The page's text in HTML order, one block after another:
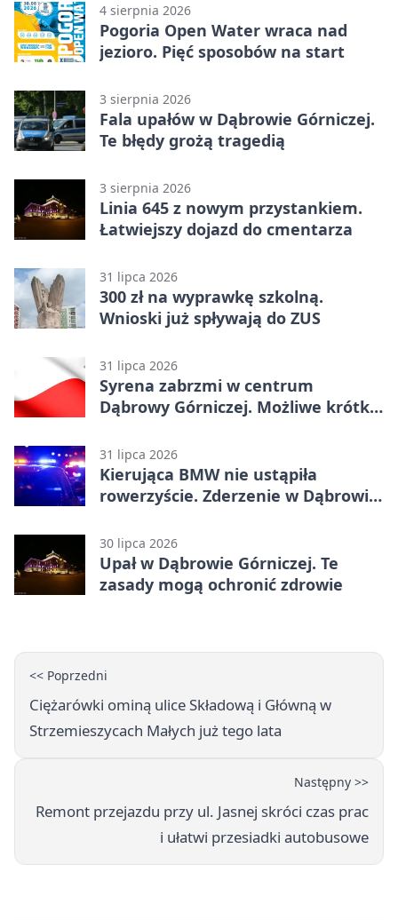
4 sierpnia 2026
Pogoria Open Water wraca nad
jezioro. Pięć sposobów na start
3 sierpnia 2026
Fala upałów w Dąbrowie Górniczej.
Te błędy grożą tragedią
3 sierpnia 2026
Linia 645 z nowym przystankiem.
Łatwiejszy dojazd do cmentarza
31 lipca 2026
300 zł na wyprawkę szkolną.
Wnioski już spływają do ZUS
31 lipca 2026
Syrena zabrzmi w centrum
Dąbrowy Górniczej. Możliwe krótkie
31 lipca 2026
Kierująca BMW nie ustąpiła
rowerzyście. Zderzenie w Dąbrowie
30 lipca 2026
Upał w Dąbrowie Górniczej. Te
zasady mogą ochronić zdrowie
<< Poprzedni
Ciężarówki ominą ulice Składową i Główną w
Strzemieszycach Małych już tego lata
Następny >>
Remont przejazdu przy ul. Jasnej skróci czas prac
i ułatwi przesiadki autobusowe